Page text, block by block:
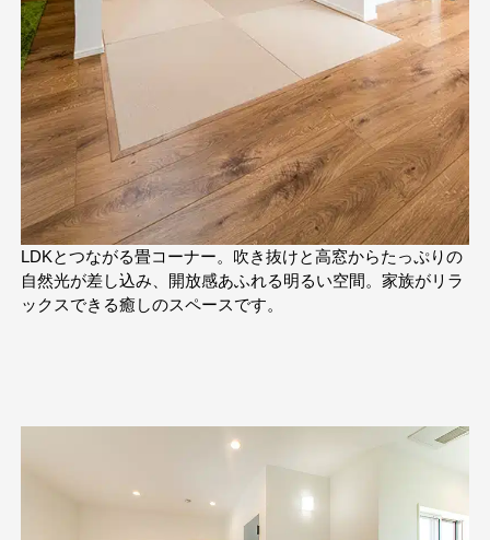
LDKとつながる畳コーナー。吹き抜けと高窓からたっぷりの
自然光が差し込み、開放感あふれる明るい空間。家族がリラ
ックスできる癒しのスペースです。